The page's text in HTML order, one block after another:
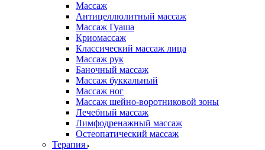
Массаж
Антицеллюлитный массаж
Массаж Гуаша
Криомассаж
Классический массаж лица
Массаж рук
Баночный массаж
Массаж буккальный
Массаж ног
Массаж шейно-воротниковой зоны
Лечебный массаж
Лимфодренажный массаж
Остеопатический массаж
Терапия